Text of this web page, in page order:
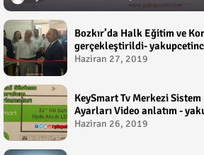
Bozkır’da Halk Eğitim ve
gerçekleştirildi-
Haziran 27, 2019
KeySmart Tv Merkezi
Ayarları Video anlatım -
Çetin
Haziran 26, 2019